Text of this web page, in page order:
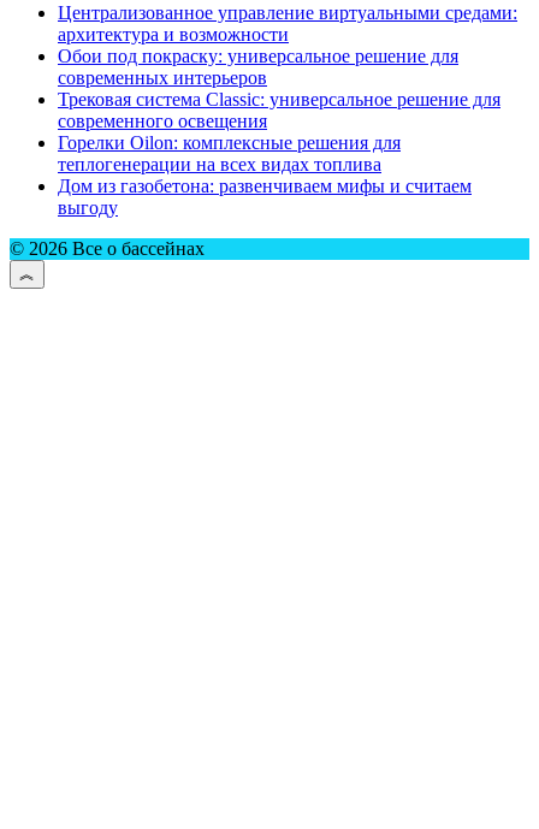
Централизованное управление виртуальными средами:
архитектура и возможности
Обои под покраску: универсальное решение для
современных интерьеров
Трековая система Classic: универсальное решение для
современного освещения
Горелки Oilon: комплексные решения для
теплогенерации на всех видах топлива
Дом из газобетона: развенчиваем мифы и считаем
выгоду
© 2026 Все о бассейнах